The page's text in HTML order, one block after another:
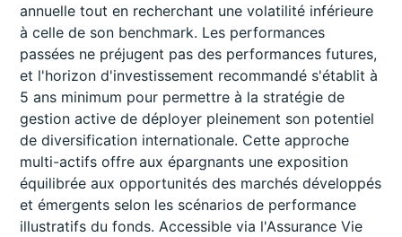
annuelle tout en recherchant une volatilité inférieure
à celle de son benchmark. Les performances
passées ne préjugent pas des performances futures,
et l'horizon d'investissement recommandé s'établit à
5 ans minimum pour permettre à la stratégie de
gestion active de déployer pleinement son potentiel
de diversification internationale. Cette approche
multi-actifs offre aux épargnants une exposition
équilibrée aux opportunités des marchés développés
et émergents selon les scénarios de performance
illustratifs du fonds. Accessible via l'Assurance Vie